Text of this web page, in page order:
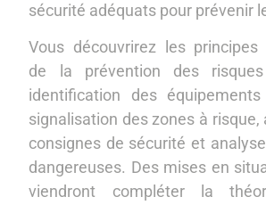
sécurité adéquats pour prévenir
Vous découvrirez les principes
de la prévention des
identification des
signalisation des zones à risque,
consignes de sécurité et
dangereuses. Des mises en
viendront compléter la